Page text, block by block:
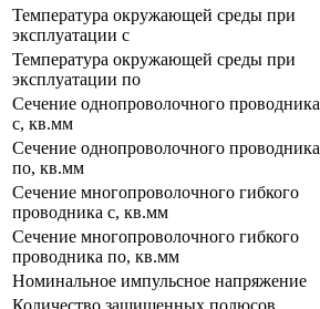
Температура окружающей среды при
эксплуатации с
Температура окружающей cреды при
эксплуатации по
Сечение однопроволочного проводника
с, кв.мм
Сечение однопроволочного проводника
по, кв.мм
Сечение многопроволочного гибкого
проводника с, кв.мм
Сечение многопроволочного гибкого
проводника по, кв.мм
Номинальное импульсное напряжение
Количество защищенных полюсов